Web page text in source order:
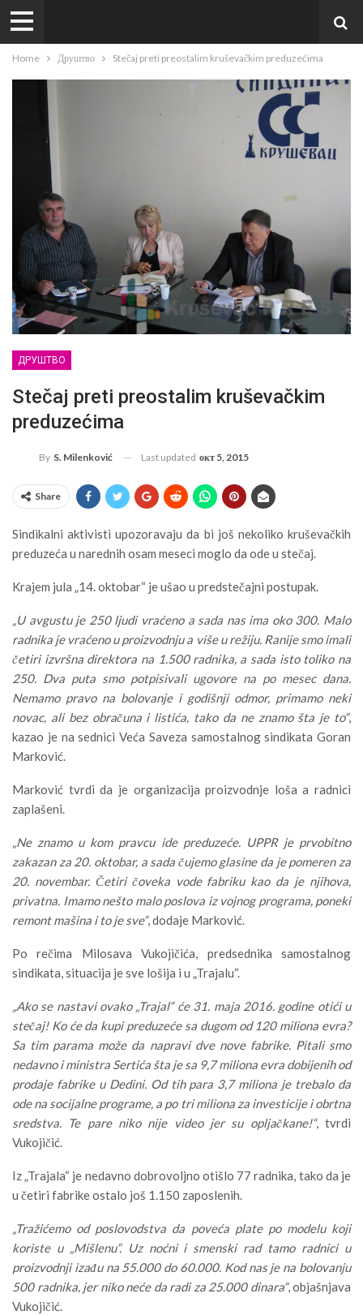
Home Друштво Stečaj preti preostalim kruševačkim preduzećima
ДРУШТВО
Stečaj preti preostalim kruševačkim
preduzećima
By S. Milenković Last updated окт 5, 2015
Share
Sindikalni aktivisti upozoravaju da bi još nekoliko kruševačkih
preduzeća u narednih osam meseci moglo da ode u stečaj.
Krajem jula „14. oktobar“ je ušao u predstečajni postupak.
„U avgustu je 250 ljudi vraćeno a sada nas ima oko 300. Malo
radnika je vraćeno u proizvodnju a više u režiju. Ranije smo imali
četiri izvršna direktora na 1.500 radnika, a sada isto toliko na
250. Dva puta smo potpisivali ugovore na po mesec dana.
Nemamo pravo na bolovanje i godišnji odmor, primamo neki
novac, ali bez obračuna i listića, tako da ne znamo šta je to“,
kazao je na sednici Veća Saveza samostalnog sindikata Goran
Marković.
Marković tvrdi da je organizacija proizvodnje loša a radnici
zaplašeni.
„Ne znamo u kom pravcu ide preduzeće. UPPR je prvobitno
zakazan za 20. oktobar, a sada čujemo glasine da je pomeren za
20. novembar. Četiri čoveka vode fabriku kao da je njihova,
privatna. Imamo nešto malo poslova iz vojnog programa, poneki
remont mašina i to je sve“, dodaje Marković.
Po rečima Milosava Vukojičića, predsednika samostalnog
sindikata, situacija je sve lošija i u „Trajalu“.
„Ako se nastavi ovako „Trajal“ će 31. maja 2016. godine otići u
stečaj! Ko će da kupi preduzeće sa dugom od 120 miliona evra?
Sa tim parama može da napravi dve nove fabrike. Pitali smo
nedavno i ministra Sertića šta je sa 9,7 miliona evra dobijenih od
prodaje fabrike u Dedini. Od tih para 3,7 miliona je trebalo da
ode na socijalne programe, a po tri miliona za investicije i obrtna
sredstva. Te pare niko nije video jer su opljačkane!“, tvrdi
Vukojičić.
Iz „Trajala“ je nedavno dobrovoljno otišlo 77 radnika, tako da je
u četiri fabrike ostalo još 1.150 zaposlenih.
„Tražićemo od poslovodstva da poveća plate po modelu koji
koriste u „Mišlenu“. Uz noćni i smenski rad tamo radnici u
proizvodnji izađu na 55.000 do 60.000. Kod nas je na bolovanju
500 radnika, jer niko neće da radi za 25.000 dinara“, objašnjava
Vukojičić.